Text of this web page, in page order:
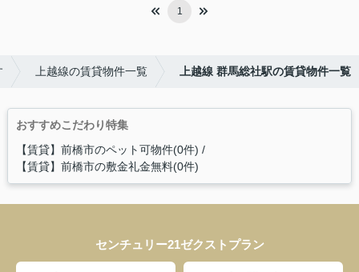
1
上越線の賃貸物件一覧 上越線 群馬総社駅の賃貸物件一覧
おすすめこだわり特集
【賃貸】前橋市のペット可物件(0件)
【賃貸】前橋市の敷金礼金無料(0件)
センチュリー21ゼクストプラン